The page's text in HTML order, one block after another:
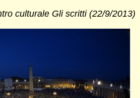
culturale Gli scritti (22/9/2013)